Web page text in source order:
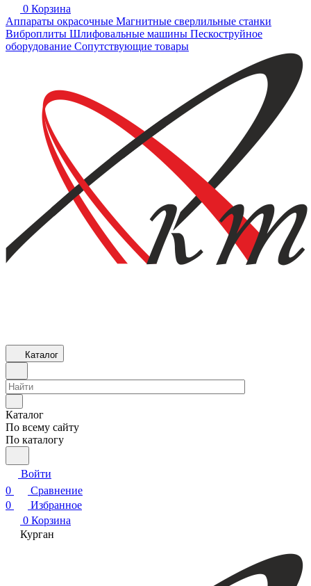
0 Корзина
Аппараты окрасочные Магнитные сверлильные станки
Виброплиты Шлифовальные машины Пескоструйное
оборудование Сопутствующие товары
Каталог
Каталог
По всему сайту
По каталогу
Войти
0
Сравнение
0
Избранное
0 Корзина
Курган